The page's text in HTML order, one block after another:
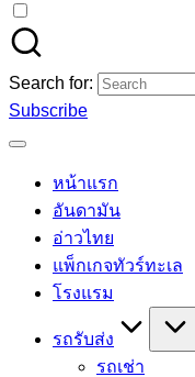
Search for:
Subscribe
หน้าแรก
อันดามัน
อ่าวไทย
แพ็กเกจทัวร์ทะเล
โรงแรม
รถรับส่ง
รถเช่า